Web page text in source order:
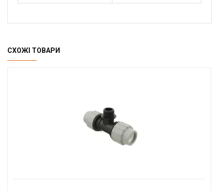
СХОЖІ ТОВАРИ